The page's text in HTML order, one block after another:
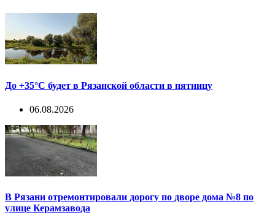
До +35°С будет в Рязанской области в пятницу
06.08.2026
В Рязани отремонтировали дорогу по дворе дома №8 по
улице Керамзавода